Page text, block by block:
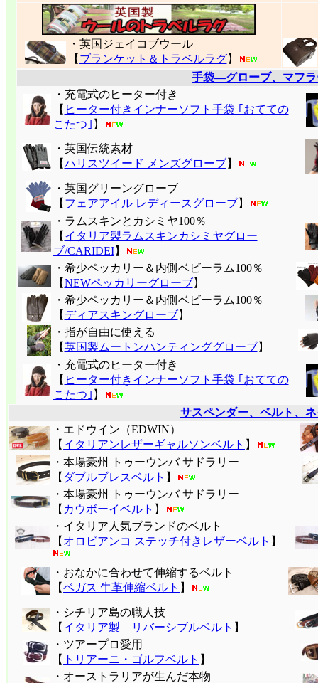
・英国ジェイコブウール
【 ブランケット＆トラベルラグ】
手袋―グローブ、マフ
・充電式のヒーター付き
【 ヒーター付きインナーソフト手袋 ｢おてての
こたつ｣ 】
・英国伝統素材
【ハリスツイード メンズグローブ】
・英国グリーングローブ
【 フェアアイル レディースグローブ】
・ラムスキンとカシミヤ100％
【 イタリア製ラムスキンカシミヤグロー
ブ/CARIDEI】
・希少ペッカリー＆内側ベビーラム100％
【NEWペッカリーグローブ】
・希少ペッカリー＆内側ベビーラム100％
【 ディアスキングローブ】
・指が自由に使える
【英国製ムートンハンティンググローブ】
・充電式のヒーター付き
【 ヒーター付きインナーソフト手袋 ｢おてての
こたつ｣ 】
サスペンダー、ベルト、
・エドウイン（EDWIN）
【 イタリアンレザーギャルソンベルト 】
・本場豪州 トゥーウンバ サドラリー
【 ダブルブレスベルト 】
・本場豪州 トゥーウンバ サドラリー
【 カウボーイベルト 】
・イタリア人気ブランドのベルト
【 オロビアンコ ステッチ付きレザーベルト 】
・おなかに合わせて伸縮するベルト
【ベガス 牛革伸縮ベルト 】
・シチリア島の職人技
【 イタリア製 リバーシブルベルト 】
・ツアープロ愛用
【 トリアーニ・ゴルフベルト 】
・オーストラリアが生んだ本物